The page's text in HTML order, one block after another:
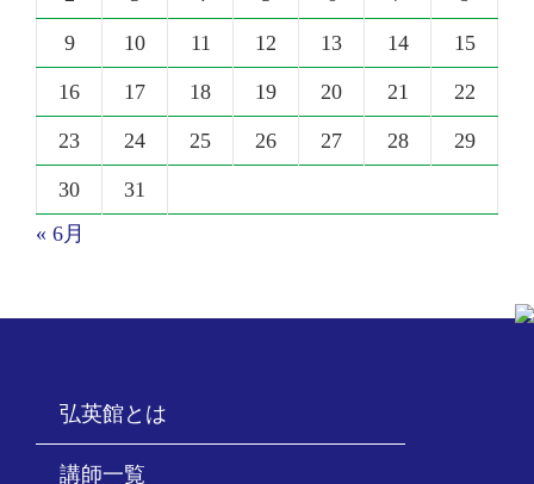
9 10 11 12 13 14 15
16 17 18 19 20 21 22
23 24 25 26 27 28 29
30
31
« 6月
弘英館とは
講師一覧